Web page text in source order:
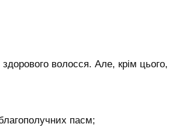
волосся. Але, крім цього,
пасм;